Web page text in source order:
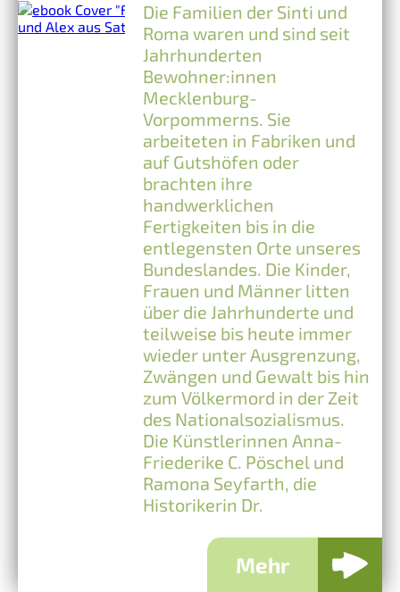
Die Familien der Sinti und
Roma waren und sind seit
Jahrhunderten
Bewohner:innen
Mecklenburg-
Vorpommerns. Sie
arbeiteten in Fabriken und
auf Gutshöfen oder
brachten ihre
handwerklichen
Fertigkeiten bis in die
entlegensten Orte unseres
Bundeslandes. Die Kinder,
Frauen und Männer litten
über die Jahrhunderte und
teilweise bis heute immer
wieder unter Ausgrenzung,
Zwängen und Gewalt bis hin
zum Völkermord in der Zeit
des Nationalsozialismus.
Die Künstlerinnen Anna-
Friederike C. Pöschel und
Ramona Seyfarth, die
Historikerin Dr.
Mehr